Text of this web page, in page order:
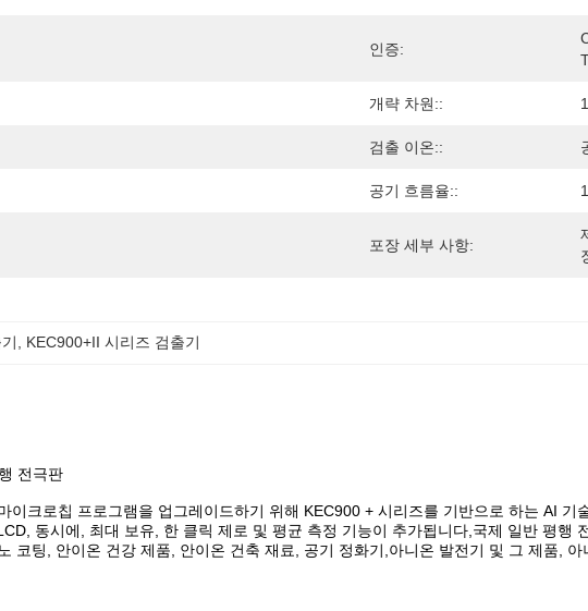
인증:
개략 차원::
검출 이온::
공기 흐름율::
포장 세부 사항:
KEC900+II 시리즈 검출기
전극판
이크로칩 프로그램을 업그레이드하기 위해 KEC900 + 시리즈를 기반으로 하는 AI
동시에, 최대 보유, 한 클릭 제로 및 평균 측정 기능이 추가됩니다,국제 일반 평행
코팅, 안이온 건강 제품, 안이온 건축 재료, 공기 정화기,아니온 발전기 및 그 제품, 아